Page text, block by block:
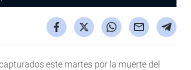
este martes por la muerte del